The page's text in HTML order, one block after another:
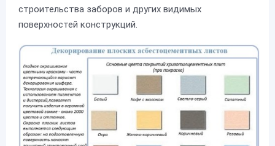
строительства заборов и других видимых
поверхностей конструкций.